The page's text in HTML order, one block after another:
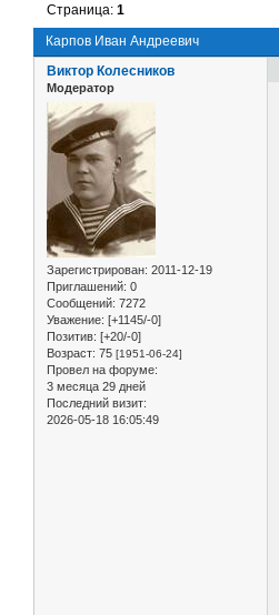
Карпов Иван Андреевич
Страница:1
Виктор Колесников
Модератор
Зарегистрирован: 2011-12-19
Приглашений: 0
Сообщений: 7272
Уважение: [+1145/-0]
Позитив: [+20/-0]
Возраст: 75 [1951-06-24]
Провел на форуме:
3 месяца 29 дней
Последний визит:
2026-05-18 16:05:49